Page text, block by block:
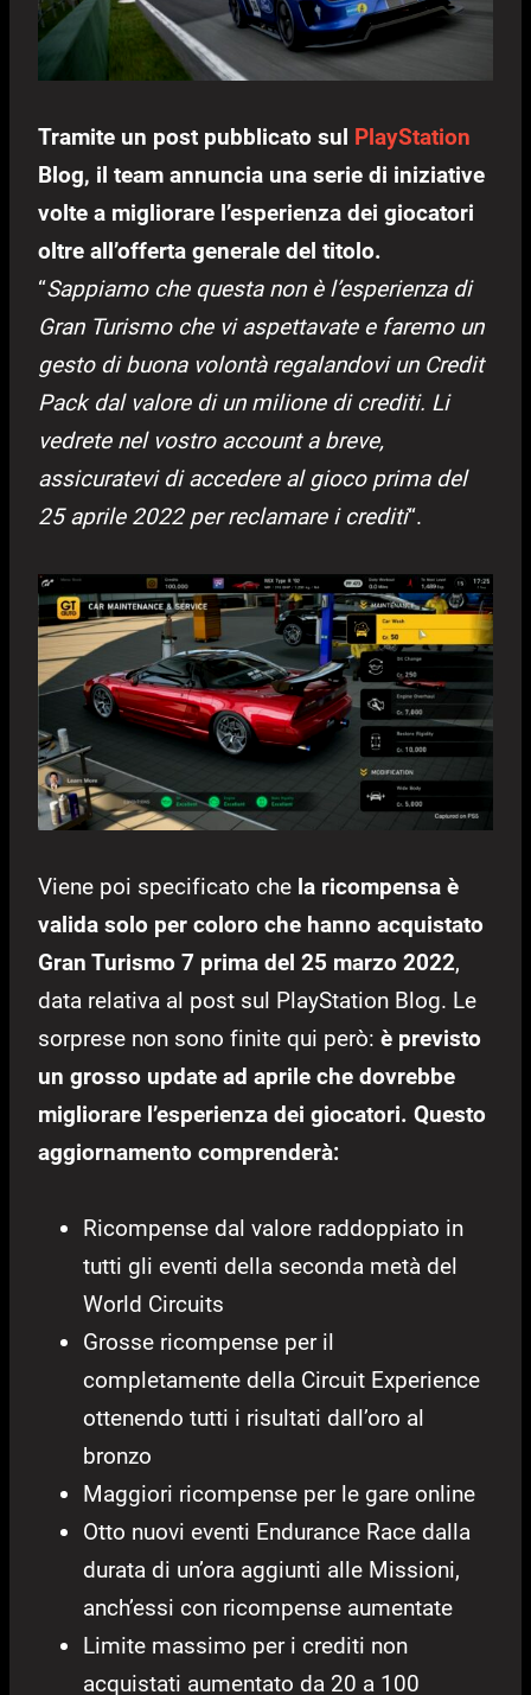
Tramite un post pubblicato sul PlayStation
Blog, il team annuncia una serie di iniziative
volte a migliorare l’esperienza dei giocatori
oltre all’offerta generale del titolo.
“Sappiamo che questa non è l’esperienza di
Gran Turismo che vi aspettavate e faremo un
gesto di buona volontà regalandovi un Credit
Pack dal valore di un milione di crediti. Li
vedrete nel vostro account a breve,
assicuratevi di accedere al gioco prima del
25 aprile 2022 per reclamare i crediti“.
Viene poi specificato che la ricompensa è
valida solo per coloro che hanno acquistato
Gran Turismo 7 prima del 25 marzo 2022,
data relativa al post sul PlayStation Blog. Le
sorprese non sono finite qui però: è previsto
un grosso update ad aprile che dovrebbe
migliorare l’esperienza dei giocatori. Questo
aggiornamento comprenderà:
Ricompense dal valore raddoppiato in
tutti gli eventi della seconda metà del
World Circuits
Grosse ricompense per il
completamente della Circuit Experience
ottenendo tutti i risultati dall’oro al
bronzo
Maggiori ricompense per le gare online
Otto nuovi eventi Endurance Race dalla
durata di un’ora aggiunti alle Missioni,
anch’essi con ricompense aumentate
Limite massimo per i crediti non
acquistati aumentato da 20 a 100